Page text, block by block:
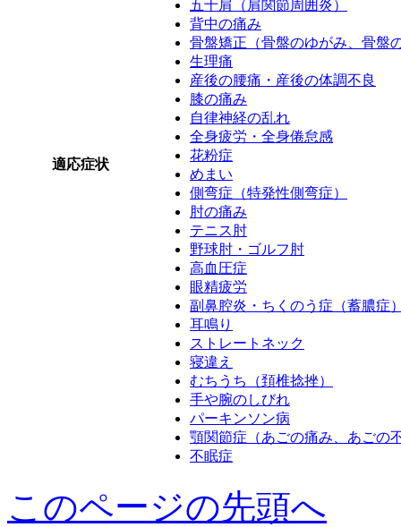
適応症状
五十肩（肩関節周囲炎）
背中の痛み
骨盤矯正（骨盤のゆがみ、骨盤
生理痛
産後の腰痛・産後の体調不良
膝の痛み
自律神経の乱れ
全身疲労・全身倦怠感
花粉症
めまい
側弯症（特発性側弯症）
肘の痛み
テニス肘
野球肘・ゴルフ肘
高血圧症
眼精疲労
副鼻腔炎・ちくのう症（蓄膿症
耳鳴り
ストレートネック
寝違え
むちうち（頚椎捻挫）
手や腕のしびれ
パーキンソン病
顎関節症（あごの痛み、あごの
不眠症
このページの先頭へ